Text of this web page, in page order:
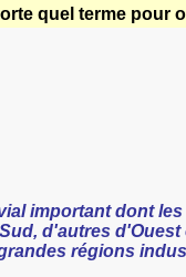
quel terme pour
important dont
d'autres
régions